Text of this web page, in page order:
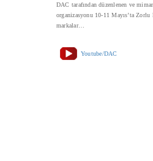
DAC tarafından düzenlenen ve
organizasyonu 10-11 Mayıs’ta
markalar…
Youtube/DAC